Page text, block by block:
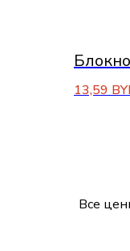
13,59
Все